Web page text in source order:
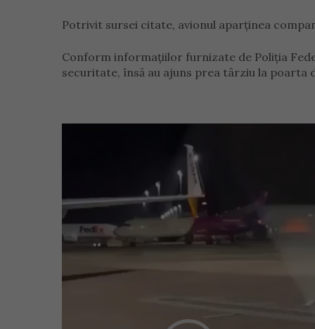
Potrivit sursei citate, avionul aparținea
Conform informațiilor furnizate de Poliția
securitate, însă au ajuns prea târziu la poarta